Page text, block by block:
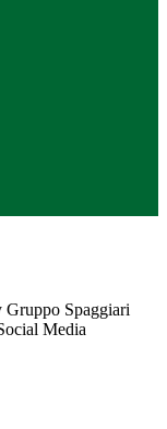
Gruppo Spaggiari
Media